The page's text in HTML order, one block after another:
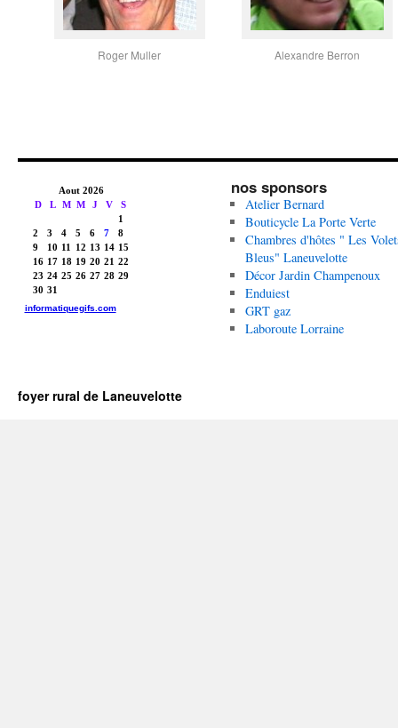
Roger Muller Alexandre Berron
nos sponsors
Atelier Bernard
Bouticycle La Porte Verte
Chambres d'hôtes " Les
Bleus" Laneuvelotte
Décor Jardin Champenoux
Enduiest
GRT gaz
Laboroute Lorraine
foyer rural de Laneuvelotte